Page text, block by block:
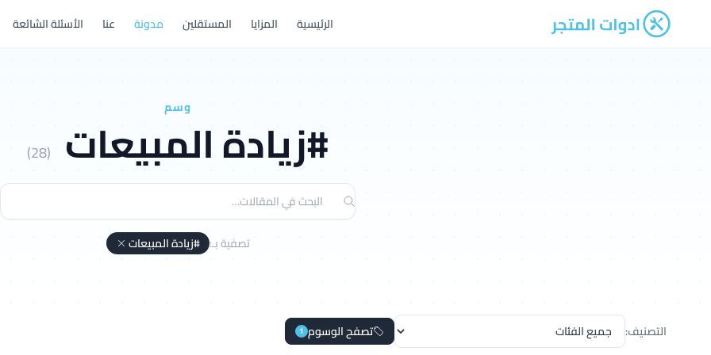
ادوات المتجر الرئيسية المزايا المستقلين مدونة عنا الأسئلة الشائعة
وسم
#زيادة المبيعات (28)
تصفية بـ: #زيادة المبيعات
التصنيف: تصفح الوسوم 1